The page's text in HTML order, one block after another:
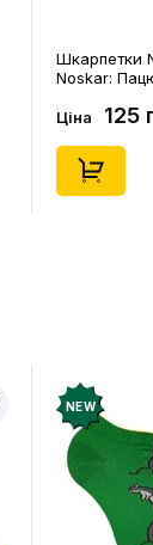
Шкарпетки
Noskar:
Ціна 125
NEW